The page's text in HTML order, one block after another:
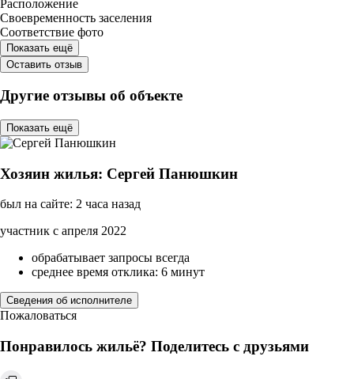
Расположение
Своевременность заселения
Соответствие фото
Показать ещё
Оставить отзыв
Другие отзывы об объекте
Показать ещё
Хозяин жилья: Сергей Панюшкин
был на сайте: 2 часа назад
участник с апреля 2022
обрабатывает запросы всегда
среднее время отклика: 6 минут
Сведения об исполнителе
Пожаловаться
Понравилось жильё? Поделитесь с друзьями